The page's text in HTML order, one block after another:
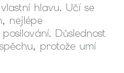
hlavu. Učí se
nejlépe
Důslednost
protože umí